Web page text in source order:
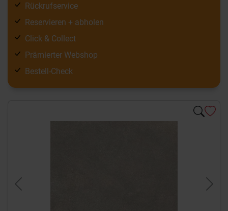
Rückrufservice
Reservieren + abholen
Click & Collect
Prämierter Webshop
Bestell-Check
Previous Next